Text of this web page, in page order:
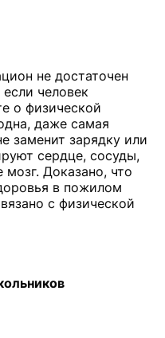
не достаточен
человек
о физической
даже самая
заменит зарядку или
сердце, сосуды,
Доказано, что
в пожилом
с физической